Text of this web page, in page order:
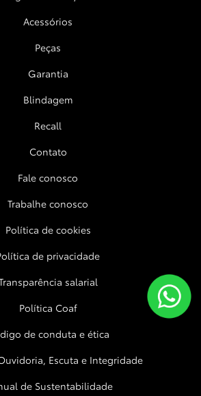
Acessórios
Peças
Garantia
Blindagem
Recall
Contato
Fale conosco
Trabalhe conosco
Política de cookies
de privacidade
salarial
Política Coaf
de conduta e ética
Escuta e Integridade
de Sustentabilidade